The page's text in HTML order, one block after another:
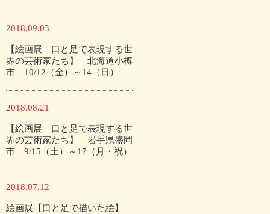
2018.09.03
【絵画展 口と足で表現する世
界の芸術家たち】 北海道小樽
市 10/12（金）～14（日）
2018.08.21
【絵画展 口と足で表現する世
界の芸術家たち】 岩手県盛岡
市 9/15（土）～17（月・祝）
2018.07.12
絵画展【口と足で描いた絵】